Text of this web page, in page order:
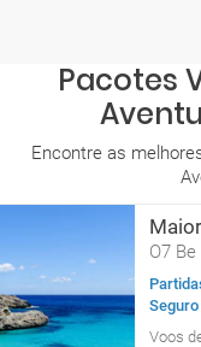
Pacotes
Encontre as
O7
Voos